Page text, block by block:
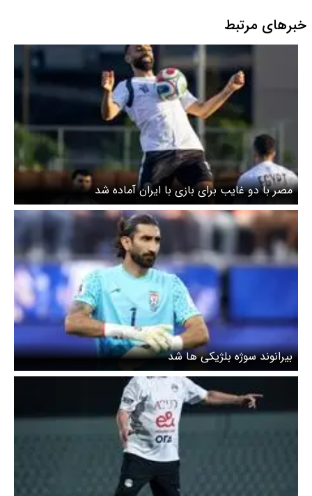
خبرهای مرتبط
مصر با دو غایب برای بازی با ایران آماده شد
بیرانوند سوژه بلژیکی ها شد